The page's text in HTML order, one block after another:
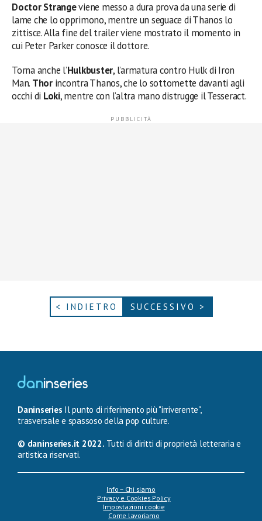
Doctor Strangeviene messo a dura prova da una serie di
lame che lo opprimono, mentre un seguace di Thanos lo
zittisce. Alla fine del trailer viene mostrato il momento in
cui Peter Parker conosce il dottore.
Torna anche l’Hulkbuster, l’armatura contro Hulk di Iron
Man. Thorincontra Thanos, che lo sottomette davanti agli
occhi di Loki, mentre con l’altra mano distrugge il Tesseract.
< INDIETRO SUCCESSIVO >
Daninseries Il punto di riferimento più "irriverente",
trasversale e spassoso della pop culture.
© daninseries.it 2022. Tutti di diritti di proprietà letteraria e
artistica riservati.
Info – Chi siamo
Privacy e Cookies Policy
Impostazioni cookie
Come lavoriamo